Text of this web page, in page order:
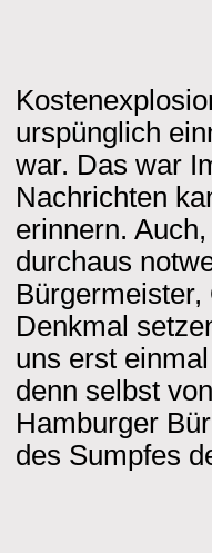
urspünglich
war. Das war
Nachrichten
erinnern.
durchaus
Denkmal
uns erst
denn selbst
Hamburger
des Sumpfes